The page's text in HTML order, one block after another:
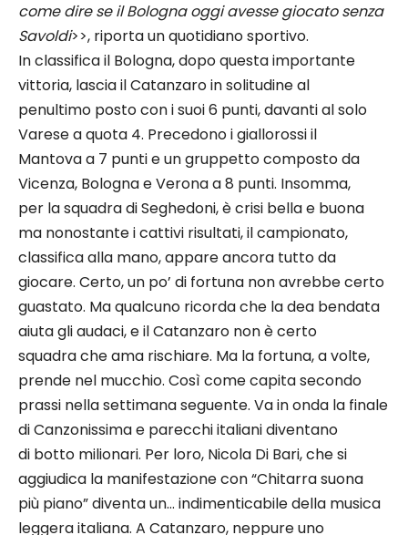
come dire se il Bologna oggi avesse giocato senza
Savoldi>>, riporta un quotidiano sportivo.
In classifica il Bologna, dopo questa importante
vittoria, lascia il Catanzaro in solitudine al
penultimo posto con i suoi 6 punti, davanti al solo
Varese a quota 4. Precedono i giallorossi il
Mantova a 7 punti e un gruppetto composto da
Vicenza, Bologna e Verona a 8 punti. Insomma,
per la squadra di Seghedoni, è crisi bella e buona
ma nonostante i cattivi risultati, il campionato,
classifica alla mano, appare ancora tutto da
giocare. Certo, un po’ di fortuna non avrebbe certo
guastato. Ma qualcuno ricorda che la dea bendata
aiuta gli audaci, e il Catanzaro non è certo
squadra che ama rischiare. Ma la fortuna, a volte,
prende nel mucchio. Così come capita secondo
prassi nella settimana seguente. Va in onda la finale
di Canzonissima e parecchi italiani diventano
di botto milionari. Per loro, Nicola Di Bari, che si
aggiudica la manifestazione con “Chitarra suona
più piano” diventa un… indimenticabile della musica
leggera italiana. A Catanzaro, neppure uno